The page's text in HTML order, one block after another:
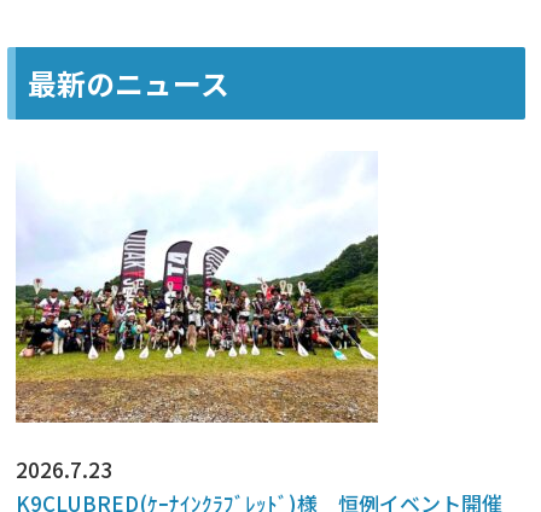
最新のニュース
2026.7.23
K9CLUBRED(ｹｰﾅｲﾝｸﾗﾌﾞﾚｯﾄﾞ)様 恒例イベント開催